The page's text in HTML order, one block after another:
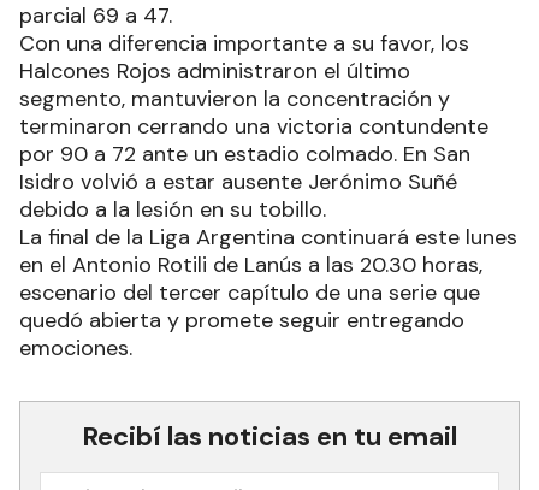
parcial 69 a 47.
Con una diferencia importante a su favor, los
Halcones Rojos administraron el último
segmento, mantuvieron la concentración y
terminaron cerrando una victoria contundente
por 90 a 72 ante un estadio colmado. En San
Isidro volvió a estar ausente Jerónimo Suñé
debido a la lesión en su tobillo.
La final de la Liga Argentina continuará este lunes
en el Antonio Rotili de Lanús a las 20.30 horas,
escenario del tercer capítulo de una serie que
quedó abierta y promete seguir entregando
emociones.
Recibí las noticias en tu email